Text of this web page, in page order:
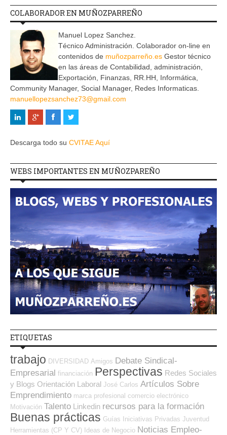
COLABORADOR EN MUÑOZPARREÑO
Manuel Lopez Sanchez.
Técnico Administración. Colaborador on-line en
contenidos de muñozparreño.es Gestor técnico
en las áreas de Contabilidad, administración,
Exportación, Finanzas, RR.HH, Informática,
Community Manager, Social Manager, Redes Informaticas.
manuellopezsanchez73@gmail.com
Descarga todo su CVITAE Aquí
WEBS IMPORTANTES EN MUÑOZPAREÑO
ETIQUETAS
trabajo DIVERSIDAD Amigos Debate Sindical-
Empresarial financiación Perspectivas Redes Sociales
y Blogs Orientación Laboral José Carlos Artículos Sobre
Emprendimiento marca profesional comercio electrónico
Motivación Talento Linkedin recursos para la formación
Buenas prácticas Guías Iniciativas Privadas Juventud
Herramientas (CP Y CV) Ideas de Negocio Noticias Empleo-